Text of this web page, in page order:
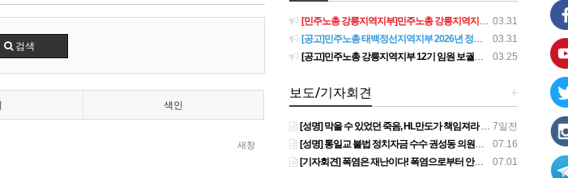
검색
색인
새창
03.31
[민주노총 강릉지역지부]민주노총 강릉지역지부 제12기 임원 보궐선거결과 공고
03.31
[공고]민주노총 태백정선지역지부 2026년 정기 대의원대회 재소집 건
03.25
[공고]민주노총 강릉지역지부 12기 임원 보궐선거 후보자 확정 공고
+
보도/기자회견
7일전
[성명] 막을 수 있었던 죽음, HL만도가 책임져라 : 청년노동자 사망사고의 철저한 진상규명과 재발방지 대책 마련하라
07.16
[성명] 통일교 불법 정치자금 수수 권성동 의원직 상실, 사필귀정이다
07.01
[기자회견] 폭염은 재난이다! 폭염으로부터 안전한 일터를 위한 민주노총 강원지역본부 폭염감시단 선포 기자회견